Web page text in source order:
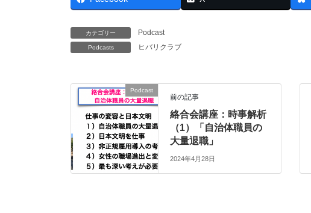
LINK
EMBED
カテゴリー Podcast
Podcasts ヒバリクラブ
Podcast
前の記事
絡合会講座：時事解析
（1）「自治体職員の
大量退職」
2024年4月28日